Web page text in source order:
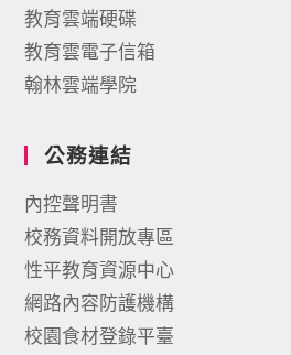
教育雲端硬碟
教育雲電子信箱
翰林雲端學院
公務連結
內控聲明書
校務資料開放專區
性平教育資源中心
網路內容防護機構
校園食材登錄平臺